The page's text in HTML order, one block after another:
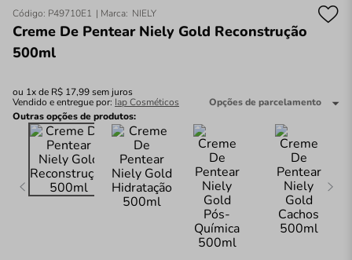
Código: P49710E1 NIELY
Creme De Pentear Niely Gold Reconstrução
500ml
ou 1x de R$ 17,99sem juros
Vendido e entregue por: Iap Cosméticos
Opções de parcelamento
Outras opções de produtos: